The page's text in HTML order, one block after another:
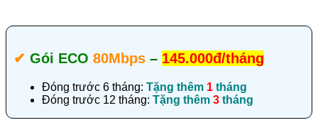
✔‎ Gói ECO 80Mbps – 145.000đ/tháng
Đóng trước 6 tháng: Tặng thêm 1 tháng
Đóng trước 12 tháng: Tặng thêm 3 tháng